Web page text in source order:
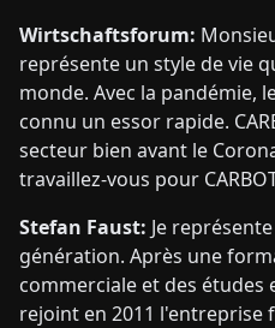
Wirtschaftsforum:
représente un style de vie
monde. Avec la pandémie,
connu un essor rapide.
secteur bien avant le
travaillez-vous pour
Stefan Faust: Je
génération. Après une
commerciale et des
rejoint en 2011 l'entreprise